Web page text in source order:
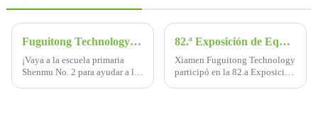
Fuguitong Technology donó armarios para mochilas escolares a la Escuela Primaria Shenmu No. 2
¡Vaya a la escuela primaria
Shenmu No. 2 para ayudar a los
82.ª Exposición de Equipos Educativos de China - Fuguitong, stand n.° S12001
Xiamen Fuguitong Technology
participó en la 82.a Exposición